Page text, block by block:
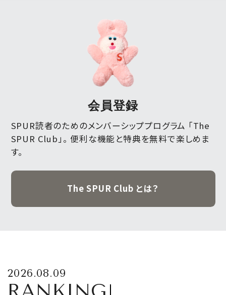
会員登録
SPUR読者のためのメンバーシッププログラム 「The
SPUR Club」。 便利な機能と特典を無料で楽しめま
す。
The SPUR Club とは？
2026.08.09